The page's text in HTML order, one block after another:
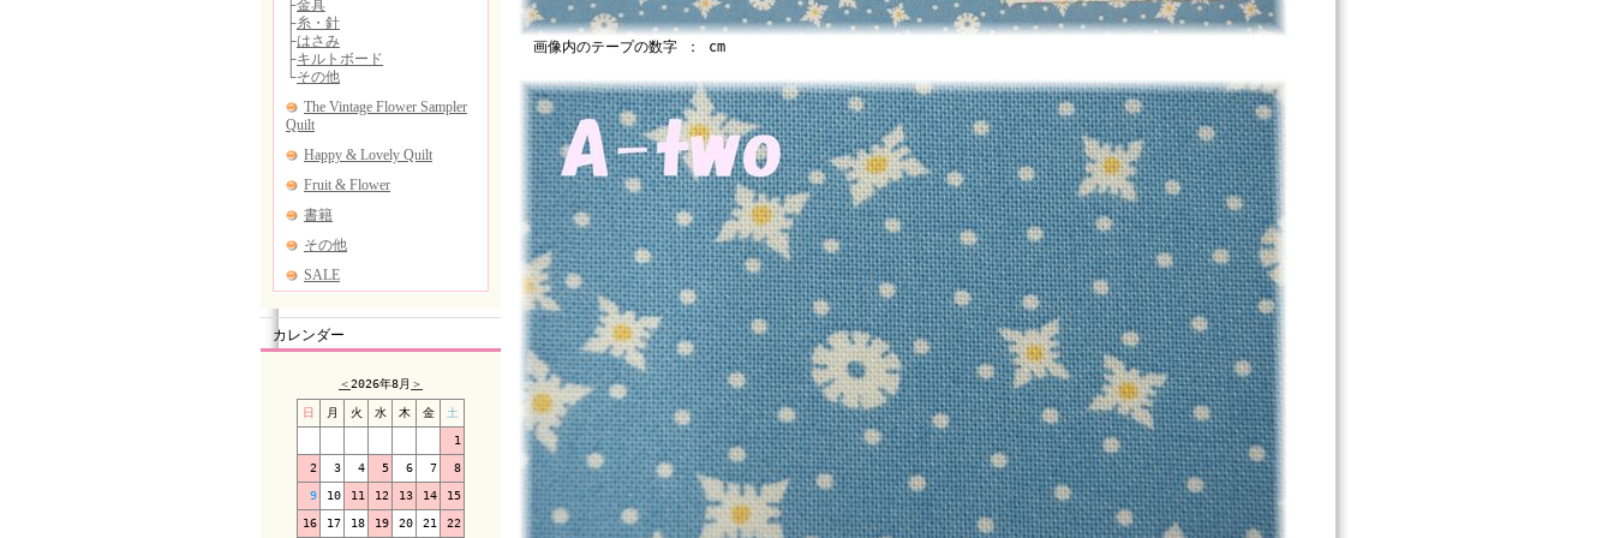
カレンダー
＜2026年8月 ＞
日 月 火 水 木 金 土
1
2 3 4 5 6 7 8
9 10 11 12 13 14 15
16 17 18 19 20 21 22
画像内のテープの数字 ： cm